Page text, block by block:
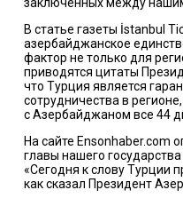
В статье газеты İstanbul
азербайджанское
фактор не только для
приводятся цитаты
что Турция является
сотрудничества в
с Азербайджаном все 44
На сайте Ensonhaber.com
главы нашего
«Сегодня к слову Турции
как сказал Президент